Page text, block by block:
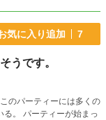
気に入り追加 7
うです。
のパーティーには多くの